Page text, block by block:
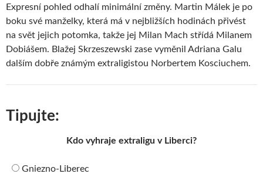
Expresní pohled odhalí minimální změny. Martin Málek je po
boku své manželky, která má v nejbližších hodinách přivést
na svět jejich potomka, takže jej Milan Mach střídá Milanem
Dobiášem. Blažej Skrzeszewski zase vyměnil Adriana Galu
dalším dobře známým extraligistou Norbertem Kosciuchem.
Tipujte:
Kdo vyhraje extraligu v Liberci?
Gniezno-Liberec